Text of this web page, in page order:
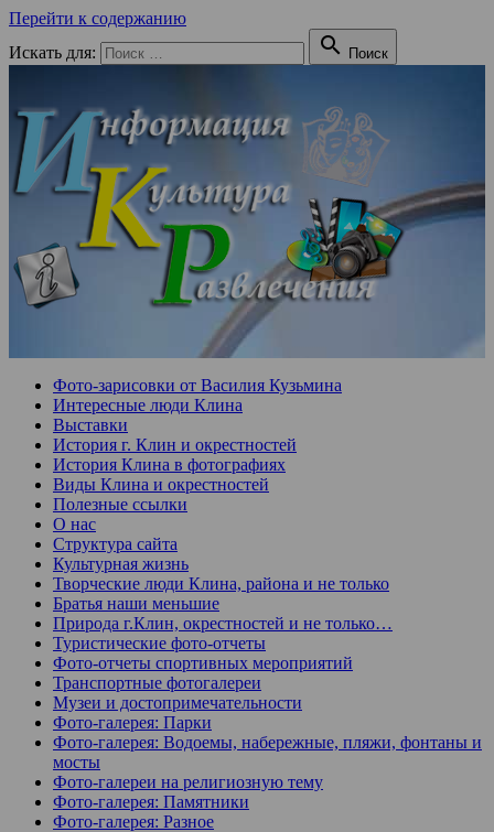
Перейти к содержанию
Искать для:
 Поиск
Фото-зарисовки от Василия Кузьмина
Интересные люди Клина
Выставки
История г. Клин и окрестностей
История Клина в фотографиях
Виды Клина и окрестностей
Полезные ссылки
О нас
Структура сайта
Культурная жизнь
Творческие люди Клина, района и не только
Братья наши меньшие
Природа г.Клин, окрестностей и не только…
Туристические фото-отчеты
Фото-отчеты спортивных мероприятий
Транспортные фотогалереи
Музеи и достопримечательности
Фото-галерея: Парки
Фото-галерея: Водоемы, набережные, пляжи, фонтаны и
мосты
Фото-галереи на религиозную тему
Фото-галерея: Памятники
Фото-галерея: Разное